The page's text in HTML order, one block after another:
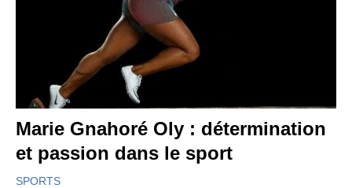
Marie Gnahoré Oly : détermination
et passion dans le sport
SPORTS